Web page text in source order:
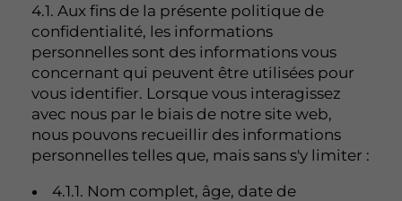
4.1. Aux fins de la présente politique de
confidentialité, les informations
personnelles sont des informations vous
concernant qui peuvent être utilisées pour
vous identifier. Lorsque vous interagissez
avec nous par le biais de notre site web,
nous pouvons recueillir des informations
personnelles telles que, mais sans s'y limiter :
4.1.1. Nom complet, âge, date de